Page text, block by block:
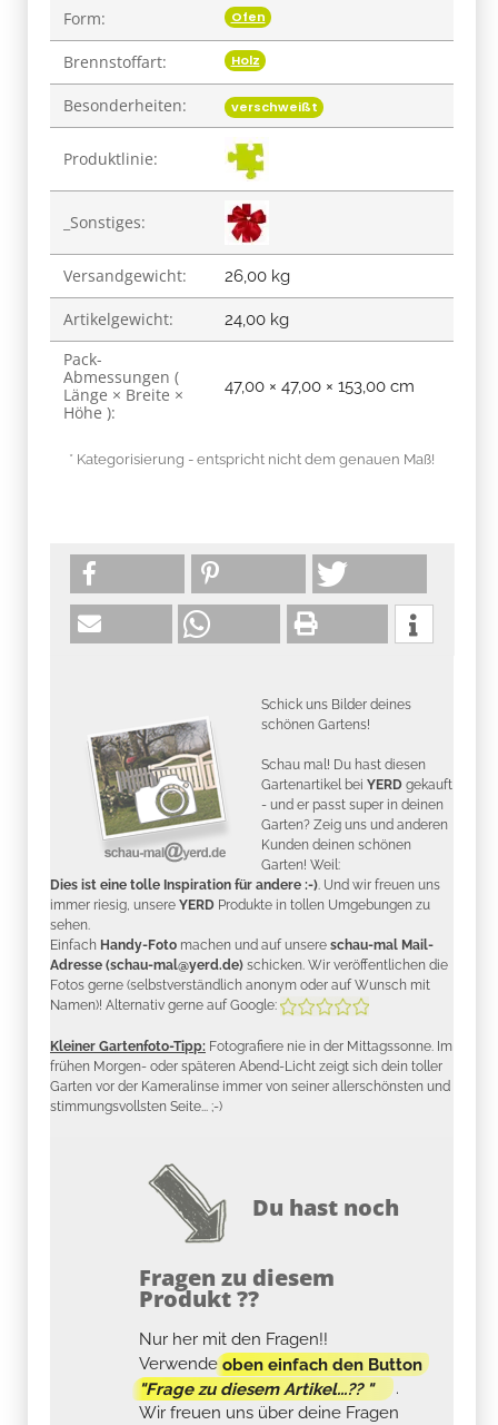
Form: Ofen
Brennstoffart: Holz
Besonderheiten: verschweißt
Produktlinie:
_Sonstiges:
Versandgewicht: 26,00 kg
Artikelgewicht: 24,00 kg
Pack-
Abmessungen (
Länge × Breite ×
Höhe ):
47,00 × 47,00 × 153,00 cm
* Kategorisierung - entspricht nicht dem genauen Maß!
Schick uns Bilder deines
schönen Gartens!
Schau mal! Du hast diesen
Gartenartikel bei YERD gekauft
- und er passt super in deinen
Garten? Zeig uns und anderen
Kunden deinen schönen
Garten! Weil:
Dies ist eine tolle Inspiration für andere :-). Und wir freuen uns
immer riesig, unsere YERD Produkte in tollen Umgebungen zu
sehen.
Einfach Handy-Foto machen und auf unsere schau-mal Mail-
Adresse (schau-mal@yerd.de) schicken. Wir veröffentlichen die
Fotos gerne (selbstverständlich anonym oder auf Wunsch mit
Namen)! Alternativ gerne auf Google:
Kleiner Gartenfoto-Tipp: Fotografiere nie in der Mittagssonne. Im
frühen Morgen- oder späteren Abend-Licht zeigt sich dein toller
Garten vor der Kameralinse immer von seiner allerschönsten und
stimmungsvollsten Seite... ;-)
Du hast noch
Fragen zu diesem
Produkt ??
Nur her mit den Fragen!!
Verwendeoben einfach den Button
"Frage zu diesem Artikel...?? "
.
Wir freuen uns über deine Fragen